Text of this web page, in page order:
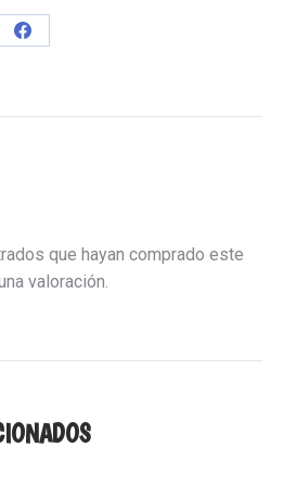
Share
que hayan comprado este
valoración.